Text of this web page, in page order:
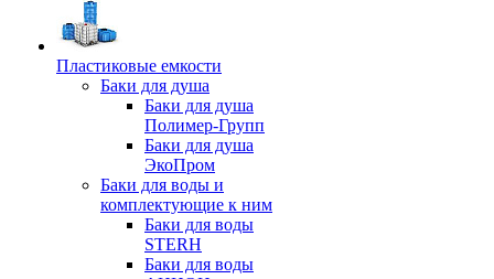
Пластиковые емкости
Баки для душа
Баки для душа
Полимер-Групп
Баки для душа
ЭкоПром
Баки для воды и
комплектующие к ним
Баки для воды
STERH
Баки для воды